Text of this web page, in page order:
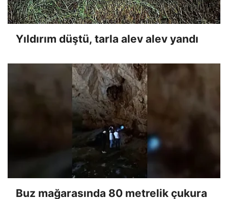
Yıldırım düştü, tarla alev alev yandı
Buz mağarasında 80 metrelik çukura